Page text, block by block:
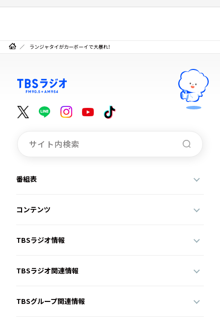
ランジャタイがカーボーイで大暴れ！
番組表
コンテンツ
TBSラジオ情報
TBSラジオ関連情報
TBSグループ関連情報